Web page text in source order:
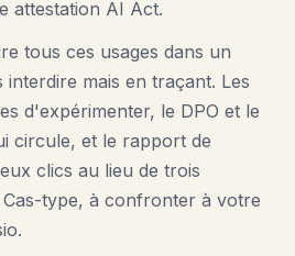
attestation AI Act.
tous ces usages dans un
interdire mais en traçant. Les
d'expérimenter, le DPO et le
circule, et le rapport de
clics au lieu de trois
Cas-type, à confronter à votre